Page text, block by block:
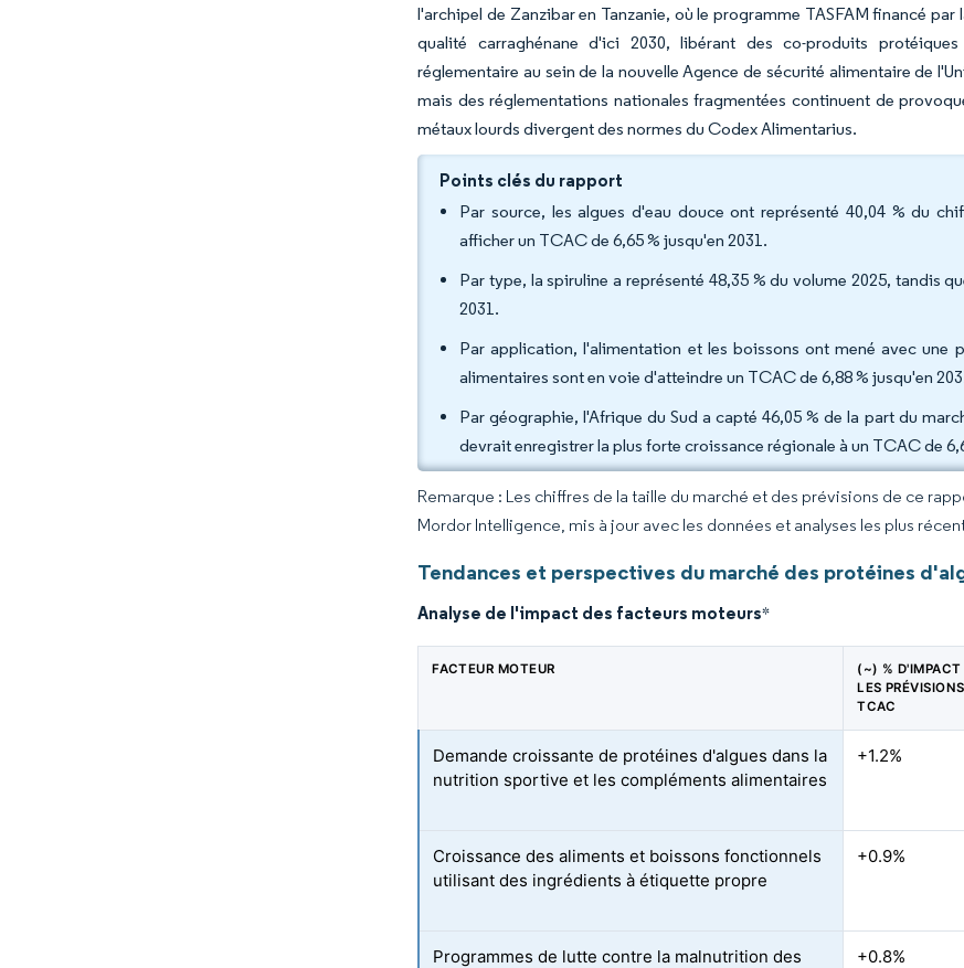
l'archipel de Zanzibar en Tanzanie, où le programme TASFAM financé
qualité carraghénane d'ici 2030, libérant des co-produits
réglementaire au sein de la nouvelle Agence de sécurité alimentaire de
mais des réglementations nationales fragmentées continuent de
métaux lourds divergent des normes du Codex Alimentarius.
Points clés du rapport
Par source, les algues d'eau douce ont représenté 40,04 % du
afficher un TCAC de 6,65 % jusqu'en 2031.
Par type, la spiruline a représenté 48,35 % du volume 2025, tandis
2031.
Par application, l'alimentation et les boissons ont mené avec une
alimentaires sont en voie d'atteindre un TCAC de 6,88 % jusqu'en
Par géographie, l'Afrique du Sud a capté 46,05 % de la part du
devrait enregistrer la plus forte croissance régionale à un TCAC de
Remarque : Les chiffres de la taille du marché et des prévisions de ce
Mordor Intelligence, mis à jour avec les données et analyses les plus
Tendances et perspectives du marché des protéines
Analyse de l'impact des facteurs moteurs*
FACTEUR MOTEUR
(~) % D'IMPACT
LES
TCAC
Demande croissante de protéines d'algues dans la
nutrition sportive et les compléments alimentaires
+1.2%
Croissance des aliments et boissons fonctionnels
utilisant des ingrédients à étiquette propre
+0.9%
Programmes de lutte contre la malnutrition des
+0.8%